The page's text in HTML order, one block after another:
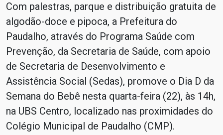
Com palestras, parque e distribuição gratuita de
algodão-doce e pipoca, a Prefeitura do
Paudalho, através do Programa Saúde com
Prevenção, da Secretaria de Saúde, com apoio
de Secretaria de Desenvolvimento e
Assistência Social (Sedas), promove o Dia D da
Semana do Bebê nesta quarta-feira (22), às 14h,
na UBS Centro, localizado nas proximidades do
Colégio Municipal de Paudalho (CMP).